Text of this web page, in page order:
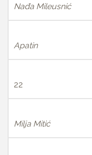
Nađa Mileusnić
Apatin
22
Milja Mitić